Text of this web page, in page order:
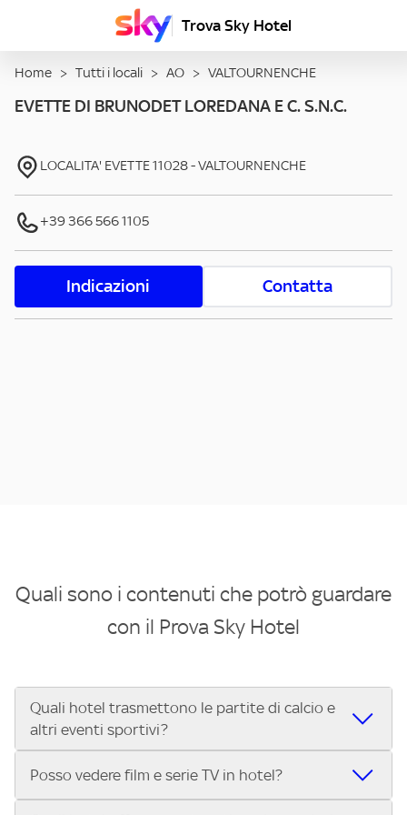
Trova Sky Hotel
Home > Tutti i locali > AO > VALTOURNENCHE
EVETTE DI BRUNODET LOREDANA E C. S.N.C.
LOCALITA' EVETTE11028-VALTOURNENCHE
+39 366 566 1105
Indicazioni Contatta
Quali sono i contenuti che potrò guardare
con il Prova Sky Hotel
Quali hotel trasmettono le partite di calcio e
altri eventi sportivi?
Se cerchi un hotel dove poter vedere le partite di Serie A,
Posso vedere film e serie TV in hotel?